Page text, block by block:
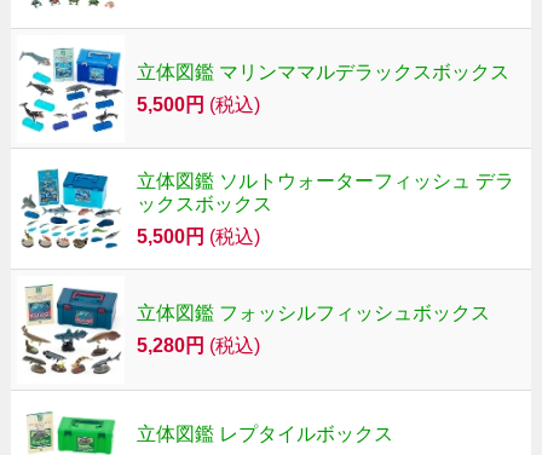
立体図鑑 マリンママルデラックスボックス
5,500円 (税込)
立体図鑑 ソルトウォーターフィッシュ デラ
ックスボックス
5,500円 (税込)
立体図鑑 フォッシルフィッシュボックス
5,280円 (税込)
立体図鑑 レプタイルボックス